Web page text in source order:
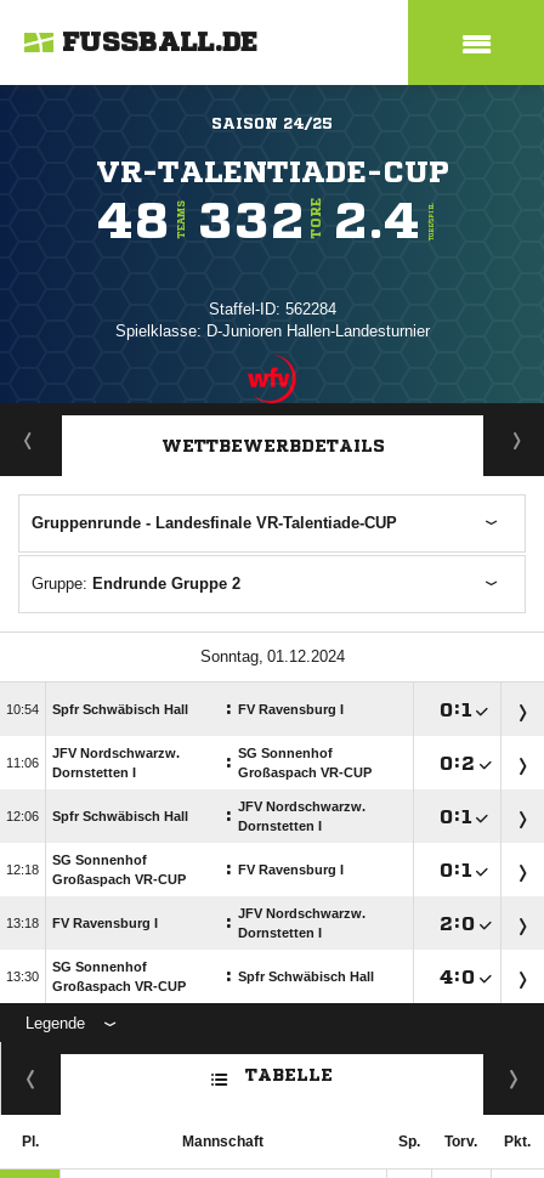
FUSSBALL.DE
SAISON 24/25
VR-TALENTIADE-CUP
48 TEAMS 332 TORE 2.4 TORE/SPIEL
Staffel-ID: 562284
Spielklasse: D-Junioren Hallen-Landesturnier
ANZEIGE
WETTBEWERBDETAILS
Gruppenrunde - Landesfinale VR-Talentiade-CUP
Gruppe: Endrunde Gruppe 2
 
 Spfr Schwäbisch Hall : FV Ravensburg I :

JFV Nordschwarzw.
Dornstetten I
: SG Sonnenhof
Großaspach VR-CUP
:
 Spfr Schwäbisch Hall : JFV Nordschwarzw.
Dornstetten I
:

SG Sonnenhof
Großaspach VR-CUP
: FV Ravensburg I :
 FV Ravensburg I : JFV Nordschwarzw.
Dornstetten I
:

SG Sonnenhof
Großaspach VR-CUP
: Spfr Schwäbisch Hall :
Legende
TABELLE
Pl. Mannschaft Sp. Torv. Pkt.